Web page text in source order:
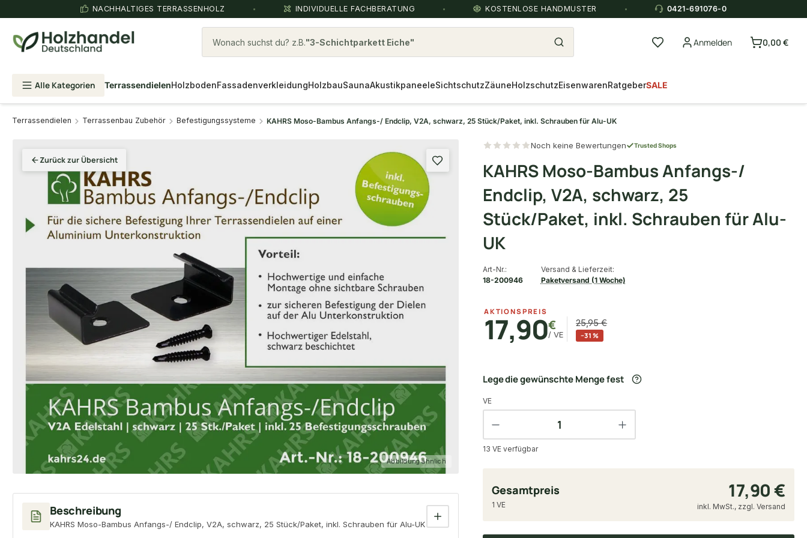
NACHHALTIGES TERRASSENHOLZ INDIVIDUELLE FACHBERATUNG KOSTENLOSE HANDMUSTER 0421-691076-0
Wonach suchst du? z.B. Anmelden 0,00 €
Alle Kategorien TerrassendielenHolzbodenFassadenverkleidungHolzbauSaunaAkustikpaneeleSichtschutzZäuneHolzschutzEisenwarenRatgeberSALE
Terrassendielen Terrassenbau Zubehör Befestigungssysteme KAHRS Moso-Bambus Anfangs-/ Endclip, V2A, schwarz, 25 Stück/Paket, inkl. Schrauben für Alu-UK
Zurück zur Übersicht
Abbildung ähnlich
Beschreibung
KAHRS Moso-Bambus Anfangs-/ Endclip, V2A, schwarz, 25 Stück/Paket, inkl. Schrauben für Alu-UK
Noch keine Bewertungen Trusted Shops
KAHRS Moso-Bambus Anfangs-/
Endclip, V2A, schwarz, 25
Stück/Paket, inkl. Schrauben für Alu-
UK
Art-Nr.:
18-200946
Versand & Lieferzeit:
Paketversand (1 Woche)
AKTIONSPREIS
17,90€
/ VE
25,95 €
−31 %
Lege die gewünschte Menge fest
VE
13 VE verfügbar
Gesamtpreis 17,90 €
1 VE inkl. MwSt., zzgl. Versand